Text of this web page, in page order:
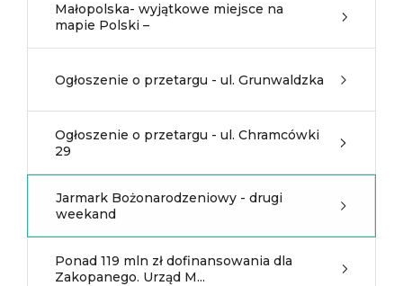
Małopolska- wyjątkowe miejsce na
mapie Polski –
Ogłoszenie o przetargu - ul. Grunwaldzka
Ogłoszenie o przetargu - ul. Chramcówki
29
Jarmark Bożonarodzeniowy - drugi
weekand
Ponad 119 mln zł dofinansowania dla
Zakopanego. Urząd M...